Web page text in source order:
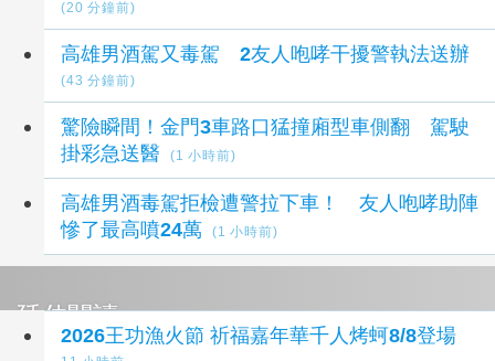
(20 分鐘前)
高雄男酒駕又毒駕 2友人咆哮干擾警執法送辦
(43 分鐘前)
驚險瞬間！金門3車路口猛撞廂型車側翻 駕駛
掛彩急送醫
(1 小時前)
高雄男酒毒駕拒檢遭警拉下車！ 友人咆哮助陣
慘了最高噴24萬
(1 小時前)
延伸閱讀
2026王功漁火節 祈福嘉年華千人烤蚵8/8登場